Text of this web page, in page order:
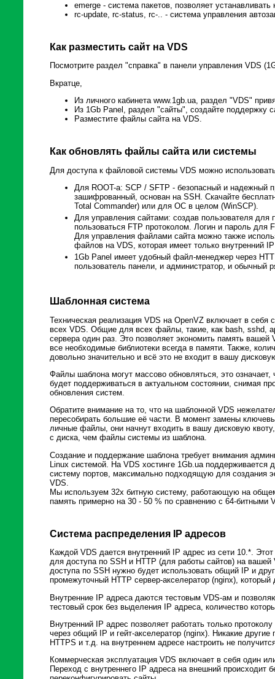
emerge - система пакетов, позволяет
rc-update, rc-status, rc-.. - система управления
Как разместить сайт на VDS
Посмотрите раздел "справка" в панели управления VDS
Вкратце,
Из личного кабинета www.1gb.ua, раздел "VDS"
Из 1Gb Panel, раздел "сайты", создайте поддержку
Разместите файлы сайта на VDS.
Как обновлять файлы сайта или системы
Для доступа к файловой системы VDS можно
Для ROOT-а: SCP / SFTP - безопасный и надежный
зашифрованный, основан на SSH. Скачайте
Total Commander) или для ОС в целом (WinSCP).
Для управления сайтами: создав пользователя
пользоваться FTP протоколом. Логин и пароль для
Для управления файлами сайта можно также
файлов на VDS, которая имеет только внутренний
1Gb Panel имеет удобный файл-менеджер через
пользователь панели, и администратор, и обычный
Шаблонная система
Техническая реализация VDS на OpenVZ включает в
всех VDS. Общие для всех файлы, такие, как bash, sshd,
сервера один раз. Это позволяет экономить память
все необходимые библиотеки всегда в памяти. Также,
довольно значительно и всё это не входит в вашу
Файлы шаблона могут массово обновляться, это
будет поддерживаться в актуальном состоянии, снимая
обновления систем.
Обратите внимание на то, что на шаблонной VDS
пересобирать большие её части. В момент замены
личные файлы, они начнут входить в вашу дисковую
с диска, чем файлы системы из шаблона.
Создание и поддержание шаблона требует внимания
Linux системой. На VDS хостинге 1Gb.ua поддерживается
систему портов, максимально подходящую для создания
VDS.
Мы используем 32х битную систему, работающую на
память примерно на 30 - 50 % по сравнению с 64-битными
Система распределения IP адресов
Каждой VDS дается внутренний IP адрес из сети 10.*.
для доступа по SSH и HTTP (для работы сайтов) на
доступа по SSH нужно будет использовать общий IP и
промежуточный HTTP сервер-акселератор (nginx),
Внутренние IP адреса даются тестовым VDS-ам и
тестовый срок без выделения IP адреса, количество
Внутренний IP адрес позволяет работать только
через общий IP и гейт-акселератор (nginx). Никакие
HTTPS и т.д. на внутреннем адресе настроить не
Коммерческая эксплуатация VDS включает в себя один
Переход с внутреннего IP адреса на внешний происходит